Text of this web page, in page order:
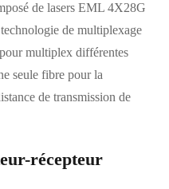
de lasers EML 4X28G
de multiplexage
multiplex différentes
seule fibre pour la
de transmission de
récepteur